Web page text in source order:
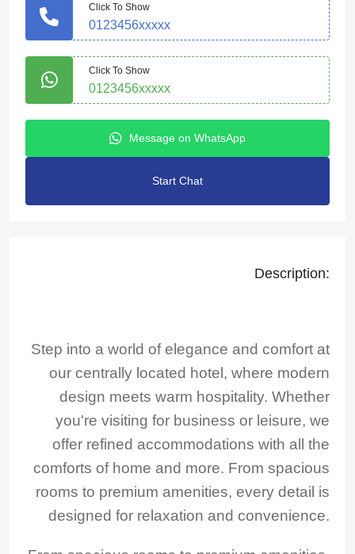
Click To Show
0123456xxxxx
Click To Show
0123456xxxxx
Message on WhatsApp
Start Chat
Description:
Step into a world of elegance and comfort at
our centrally located hotel, where modern
design meets warm hospitality. Whether
you're visiting for business or leisure, we
offer refined accommodations with all the
comforts of home and more. From spacious
rooms to premium amenities, every detail is
designed for relaxation and convenience.